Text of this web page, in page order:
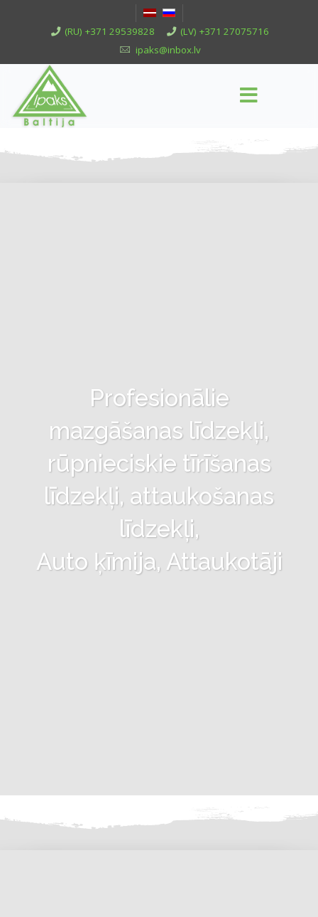
(RU) +371 29539828
(LV) +371 27075716
ipaks@inbox.lv
Profesionālie
mazgāšanas līdzekļi,
rūpnieciskie tīrīšanas
līdzekļi, attaukošanas
līdzekļi,
Auto ķīmija, Attaukotāji